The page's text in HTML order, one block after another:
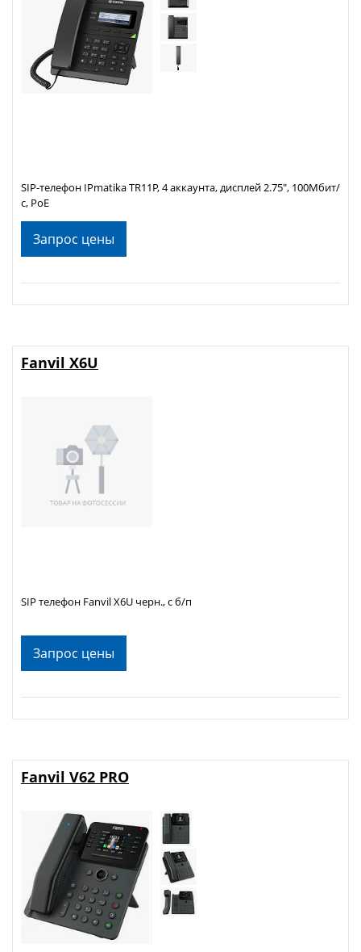
Запрос цены
SIP-телефон IPmatika TR11P, 4 аккаунта, дисплей 2.75", 100Мбит/
с, PoE
Запрос цены
Fanvil X6U
SIP телефон Fanvil X6U черн., с б/п
Fanvil V62 PRO